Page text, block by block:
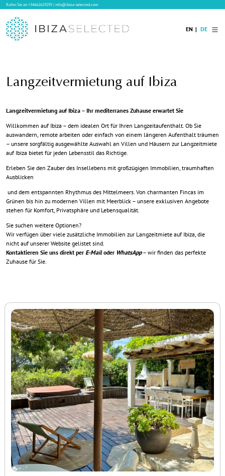
Rufen Sie an+34662629295|info@ibiza-selected.com
Ibiza Villas
Verkauf
Blog
Services
EN DE
Langzeitvermietung auf Ibiza
Langzeitvermietung auf Ibiza – Ihr mediterranes Zuhause erwartet Sie
Willkommen auf Ibiza – dem idealen Ort für Ihren Langzeitaufenthalt. Ob Sie
auswandern, remote arbeiten oder einfach von einem längeren Aufenthalt träumen
– unsere sorgfältig ausgewählte Auswahl an Villen und Häusern zur Langzeitmiete
auf Ibiza bietet für jeden Lebensstil das Richtige.
Erleben Sie den Zauber des Insellebens mit großzügigen Immobilien, traumhaften
Ausblicken
und dem entspannten Rhythmus des Mittelmeers. Von charmanten Fincas im
Grünen bis hin zu modernen Villen mit Meerblick – unsere exklusiven Angebote
stehen für Komfort, Privatsphäre und Lebensqualität.
Sie suchen weitere Optionen?
Wir verfügen über viele zusätzliche Immobilien zur Langzeitmiete auf Ibiza , die
nicht auf unserer Website gelistet sind.
Kontaktieren Sie uns direkt per E-Mailoder WhatsApp– wir finden das perfekte
Zuhause für Sie.